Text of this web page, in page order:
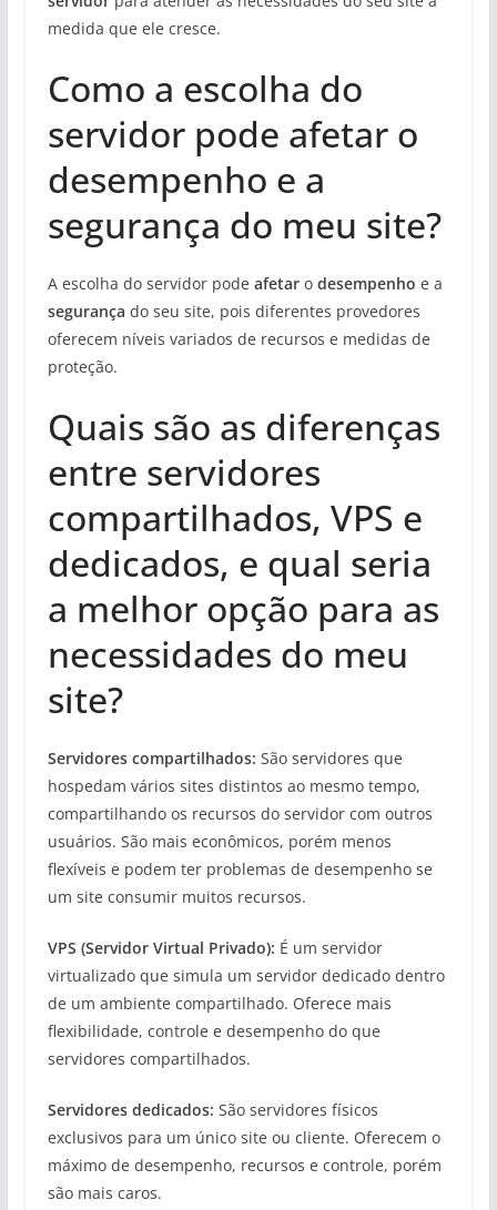
medida que ele cresce.
Como a escolha do
servidor pode afetar o
desempenho e a
segurança do meu site?
A escolha do servidor pode afetaro desempenho e a
segurança do seu site, pois diferentes provedores
oferecem níveis variados de recursos e medidas de
proteção.
Quais são as diferenças
entre servidores
compartilhados, VPS e
dedicados, e qual seria
a melhor opção para as
necessidades do meu
site?
Servidores compartilhados: São servidores que
hospedam vários sites distintos ao mesmo tempo,
compartilhando os recursos do servidor com outros
usuários. São mais econômicos, porém menos
flexíveis e podem ter problemas de desempenho se
um site consumir muitos recursos.
VPS (Servidor Virtual Privado): É um servidor
virtualizado que simula um servidor dedicado dentro
de um ambiente compartilhado. Oferece mais
flexibilidade, controle e desempenho do que
servidores compartilhados.
Servidores dedicados: São servidores físicos
exclusivos para um único site ou cliente. Oferecem o
máximo de desempenho, recursos e controle, porém
são mais caros.